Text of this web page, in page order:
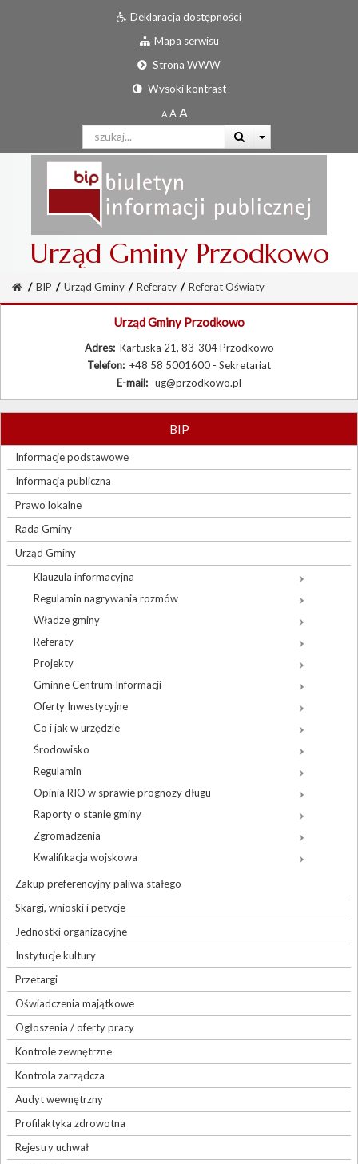
Deklaracja dostępności
Mapa serwisu
Strona WWW
Wysoki kontrast
Urząd Gminy Przodkowo
/ BIP / Urząd Gminy / Referaty / Referat Oświaty
Urząd Gminy Przodkowo
Adres: Kartuska 21, 83-304 Przodkowo
Telefon: +48 58 5001600 - Sekretariat
E-mail: ug@przodkowo.pl
BIP
Informacje podstawowe
Informacja publiczna
Prawo lokalne
Rada Gminy
Urząd Gminy
Klauzula informacyjna
Regulamin nagrywania rozmów
Władze gminy
Referaty
Projekty
Gminne Centrum Informacji
Oferty Inwestycyjne
Co i jak w urzędzie
Środowisko
Regulamin
Opinia RIO w sprawie prognozy długu
Raporty o stanie gminy
Zgromadzenia
Kwalifikacja wojskowa
Zakup preferencyjny paliwa stałego
Skargi, wnioski i petycje
Jednostki organizacyjne
Instytucje kultury
Przetargi
Oświadczenia majątkowe
Ogłoszenia / oferty pracy
Kontrole zewnętrzne
Kontrola zarządcza
Audyt wewnętrzny
Profilaktyka zdrowotna
Rejestry uchwał